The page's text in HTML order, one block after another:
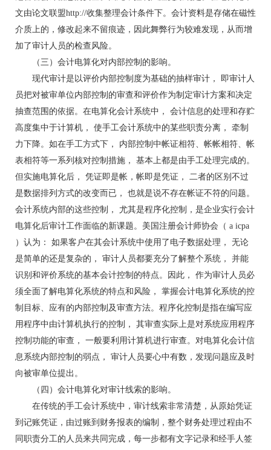
文由论文联盟http://收集整理会计条件下。会计资料是存储在磁性
介质上的，修改起来不留痕迹，因此舞弊行为较难发现，从而增
加了审计人员的检查风险。
（三）会计电算化对内部控制的影响。
现代审计是以评价内部控制度为基础的抽样审计， 即审计人
员把对被审单位内部控制的审查和评价作为制定审计方案和决定
抽查范围的依据。在电算化会计系统中， 会计信息的处理和存贮
高度集中于计算机， 使手工会计系统中的某些职责分离， 牵制
力下降。如在手工方式下， 内部控制中帐证相符、帐帐相符、帐
表相符等一系列核对控制措施， 基本上都是由手工处理完成的。
但实施电算化后， 凭证即是帐，帐即是凭证， 二者的区别不过
是数据排列方式的改变而已， 也就是说不存在帐证不符的问题。
会计系统内部的这些控制， 尤其是程序化控制，是企业实行会计
电算化后审计工作面临的新课题。美国注册会计师协会（ a icpa
）认为： 如果客户在其会计系统中使用了电子数据处理， 无论
是简单的还是复杂的， 审计人员都要充分了解整个系统， 并能
识别和评价系统的基本会计控制的特点。因此， 作为审计人员必
须全面了解电算化系统的特点和风险， 掌握会计电算化系统的控
制目标、应有的内部控制及审查方法。程序化控制是指在编写应
用程序中由计算机执行的控制， 其审查实际上是对系统应用程序
控制功能的审查， 一般要利用计算机进行审查。对电算化会计信
息系统内部控制的弱点， 审计人员要心中有数，发现问题应及时
向被审单位提出。
（四）会计电算化对审计线索的影响。
在传统的手工会计系统中，审计线索非常清楚，从原始凭证
到记账凭证，由过账到财务报表的编制，整个财务处理过程由不
同职责分工的人员来共同完成，每一步都有文字记录和经手人签